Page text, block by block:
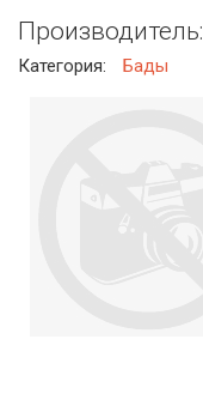
Производитель:
Категория: Бады